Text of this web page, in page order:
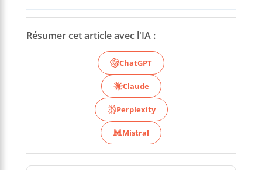
Résumer cet article avec l'IA :
ChatGPT
Claude
Perplexity
Mistral